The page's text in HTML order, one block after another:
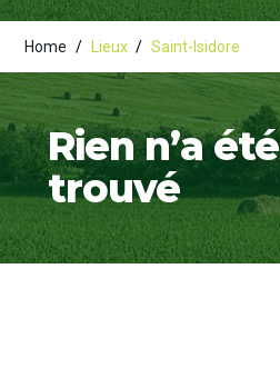
Home / Lieux / Saint-Isidore
Rien n’a été
trouvé